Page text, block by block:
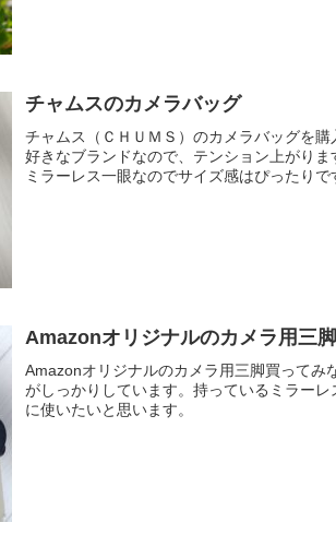
チャムスのカメラバッグ
チャムス（ＣＨＵＭＳ）のカメラバッグを
好きなブランドなので、テンション上がりま
ミラーレス一眼なのでサイズ感はぴったりで
Amazonオリジナルのカメラ用三
Amazonオリジナルのカメラ用三脚買ってみ
がしっかりしています。持っているミラー
に使いたいと思います。